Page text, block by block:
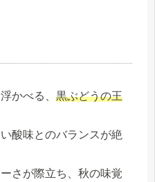
かべる、 黒ぶどうの王
酸味とのバランスが絶
さが際立ち、秋の味覚